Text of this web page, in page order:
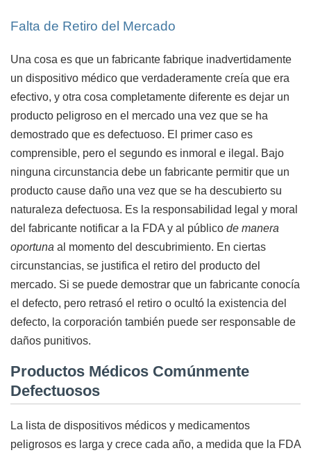
Falta de Retiro del Mercado
Una cosa es que un fabricante fabrique inadvertidamente
un dispositivo médico que verdaderamente creía que era
efectivo, y otra cosa completamente diferente es dejar un
producto peligroso en el mercado una vez que se ha
demostrado que es defectuoso. El primer caso es
comprensible, pero el segundo es inmoral e ilegal. Bajo
ninguna circunstancia debe un fabricante permitir que un
producto cause daño una vez que se ha descubierto su
naturaleza defectuosa. Es la responsabilidad legal y moral
del fabricante notificar a la FDA y al público de manera
oportuna al momento del descubrimiento. En ciertas
circunstancias, se justifica el retiro del producto del
mercado. Si se puede demostrar que un fabricante conocía
el defecto, pero retrasó el retiro o ocultó la existencia del
defecto, la corporación también puede ser responsable de
daños punitivos.
Productos Médicos Comúnmente
Defectuosos
La lista de dispositivos médicos y medicamentos
peligrosos es larga y crece cada año, a medida que la FDA